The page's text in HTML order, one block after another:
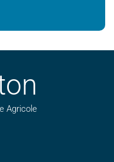
Agricole